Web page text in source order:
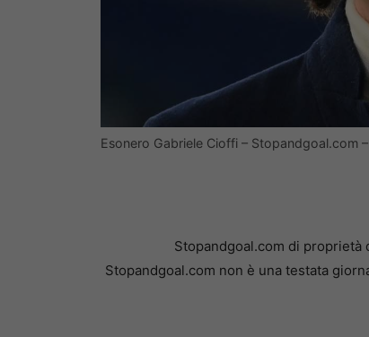
Esonero Gabriele Cioffi – Stopandgoal.com
Stopandgoal.com di proprietà
Stopandgoal.com non è una testata